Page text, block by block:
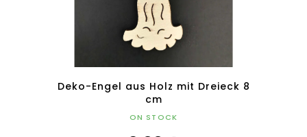
Deko-Engel aus Holz mit Dreieck 8
cm
ON STOCK